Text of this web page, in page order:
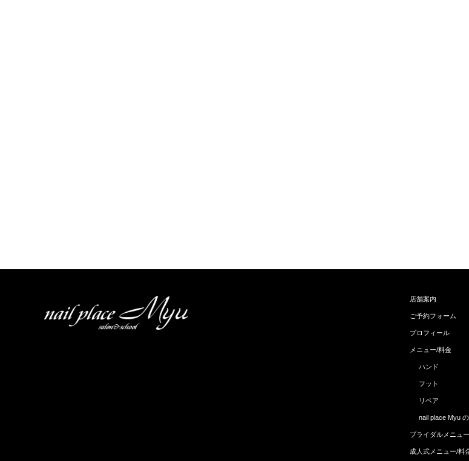
店舗案内
ご予約フォーム
プロフィール
メニュー/料金
ハンド
フット
リペア
nail place Myu
ブライダルメニュ
成人式メニュー/料